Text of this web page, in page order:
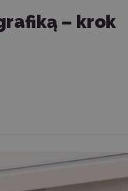
– krok